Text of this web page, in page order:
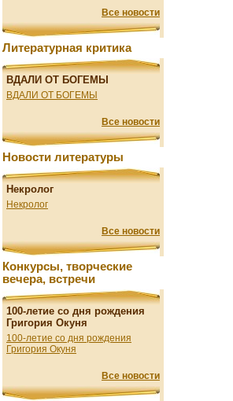
Все новости
Литературная критика
ВДАЛИ ОТ БОГЕМЫ
ВДАЛИ ОТ БОГЕМЫ
Все новости
Новости литературы
Некролог
Некролог
Все новости
Конкурсы, творческие
вечера, встречи
100-летие со дня рождения
Григория Окуня
100-летие со дня рождения
Григория Окуня
Все новости